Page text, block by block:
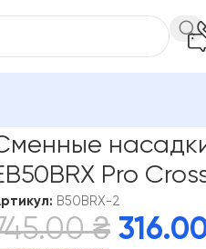
Pro
B50BRX-2
₴